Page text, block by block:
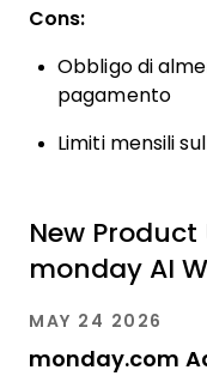
Cons:
Obbligo di
pagamento
Limiti mensili
New
monday AI
MAY 24 2026
monday.com